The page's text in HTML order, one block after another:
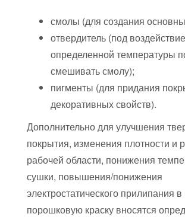
смолы (для создания
отвердитель (под
определенной температуры
смешивать смолу);
пигменты (для придания
декоративных свойств).
Дополнительно для улучшения
покрытия, изменения плотности и
рабочей области, понижения
сушки, повышения/понижения
электростатического прилипания в
порошковую краску вносятся